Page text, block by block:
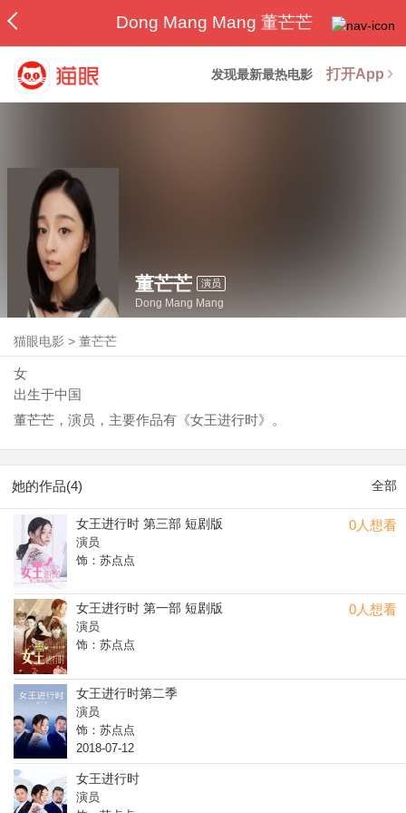
Dong Mang Mang 董芒芒
发现最新最热电影 打开App
董芒芒 演员
Dong Mang Mang
猫眼电影 >董芒芒
女
出生于中国
董芒芒，演员，主要作品有《女王进行时》。
她的作品(4) 全部
0人想看
女王进行时 第三部 短剧版
演员
饰：苏点点
0人想看
女王进行时 第一部 短剧版
演员
饰：苏点点
女王进行时第二季
演员
饰：苏点点
2018-07-12
女王进行时
演员